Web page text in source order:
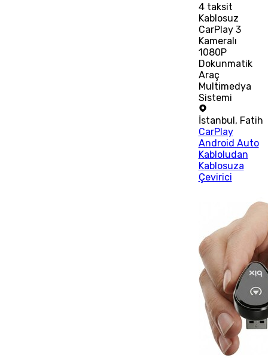
4taksit
Kablosuz
CarPlay 3
Kameralı
1080P
Dokunmatik
Araç
Multimedya
Sistemi
İstanbul, Fatih
CarPlay
Android Auto
Kabloludan
Kablosuza
Çevirici